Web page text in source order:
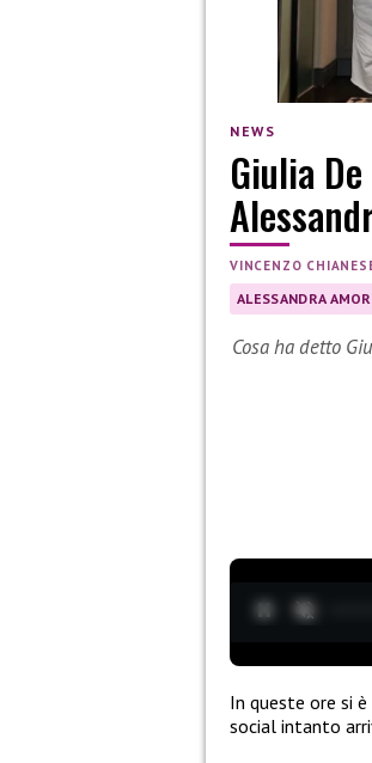
NEWS
Giulia
VINCENZO
ALESSANDRA
Cosa ha detto
In queste ore si
social intanto